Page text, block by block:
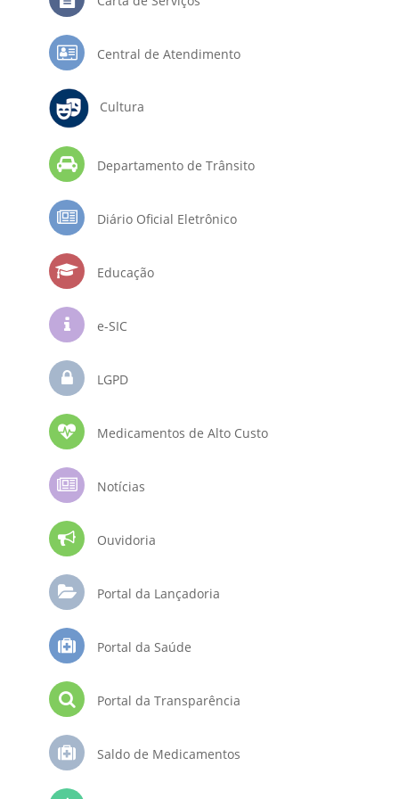
Central de Atendimento
Cultura
Departamento de Trânsito
Diário Oficial Eletrônico
Educação
e-SIC
LGPD
Medicamentos de Alto Custo
Notícias
Ouvidoria
Portal da Lançadoria
Portal da Saúde
Portal da Transparência
Saldo de Medicamentos